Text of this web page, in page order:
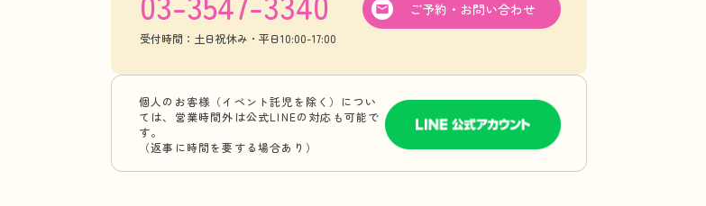
受付時間：土日祝休み・平日10:00-17:00
ご予約・お問い合わせ
個人のお客様（イベント託児を除く）につい
ては、営業時間外は公式LINEの対応も可能で
す。
（返事に時間を要する場合あり）